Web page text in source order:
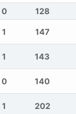
0
128
1
147
1
143
0
140
1 202